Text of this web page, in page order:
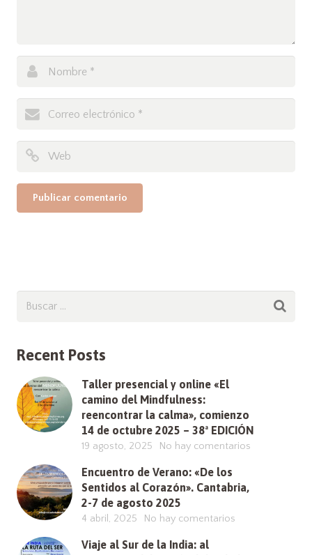
Recent Posts
Taller presencial y online «El
camino del Mindfulness:
reencontrar la calma», comienzo
14 de octubre 2025 – 38ª EDICIÓN
19 agosto, 2025 No hay comentarios
Encuentro de Verano: «De los
Sentidos al Corazón». Cantabria,
2-7 de agosto 2025
4 abril, 2025 No hay comentarios
Viaje al Sur de la India: al